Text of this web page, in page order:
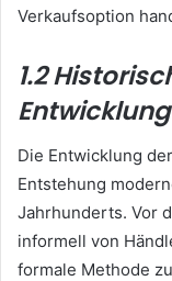
Verkaufsoption
1.2
Die Entwicklung
Entstehung
Jahrhunderts. Vor
informell von
formale Methode